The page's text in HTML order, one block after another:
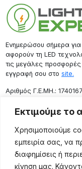
Εκτιμούμε το
Χρησιμοποιούμε
εμπειρία σας, να
διαφημίσεις ή
κίνηση μας.
Ενημερώσου σήμερα για
αφορούν τη LED
τις μεγάλες
εγγραφή σου στο site.
Aριθμός Γ.Ε.ΜΗ.:
Επικοινωνία
Ρόδου 133, Αθήνα
(+30) 211 725